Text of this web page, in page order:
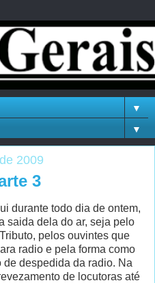
▼
▼
2009
3
durante todo dia de ontem,
saida dela do ar, seja pelo
pelos ouvintes que
radio e pela forma como
despedida da radio. Na
de locutoras até